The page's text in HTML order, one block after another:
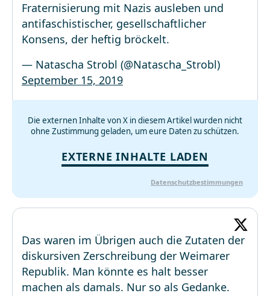
Fraternisierung mit Nazis ausleben und
antifaschistischer, gesellschaftlicher
Konsens, der heftig bröckelt.
— Natascha Strobl (@Natascha_Strobl)
September 15, 2019
Die externen Inhalte von X in diesem Artikel wurden nicht
ohne Zustimmung geladen, um eure Daten zu schützen.
EXTERNE INHALTE LADEN
Datenschutzbestimmungen
Das waren im Übrigen auch die Zutaten der
diskursiven Zerschreibung der Weimarer
Republik. Man könnte es halt besser
machen als damals. Nur so als Gedanke.